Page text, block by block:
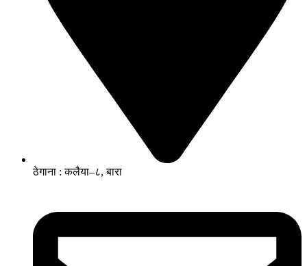
ठेगाना : कलैया–८, बारा